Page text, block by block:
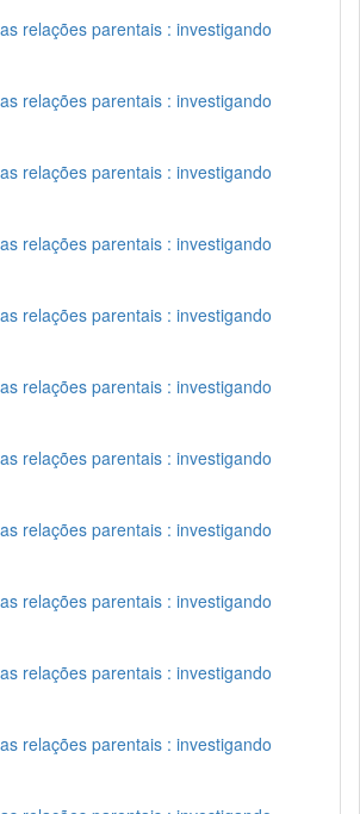
relações parentais : investigando
relações parentais : investigando
relações parentais : investigando
relações parentais : investigando
relações parentais : investigando
relações parentais : investigando
relações parentais : investigando
relações parentais : investigando
relações parentais : investigando
relações parentais : investigando
relações parentais : investigando